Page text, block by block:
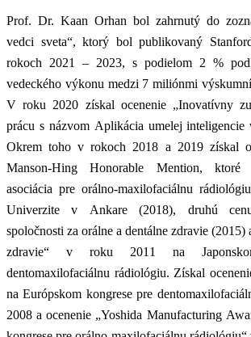
Prof. Dr. Kaan Orhan bol zahrnutý do
vedci sveta“, ktorý bol publikovaný
rokoch 2021 – 2023, s podielom 2 %
vedeckého výkonu medzi 7 miliónmi
V roku 2020 získal ocenenie „Inovatívny
prácu s názvom Aplikácia umelej inteligencie
Okrem toho v rokoch 2018 a 2019 získal
Manson-Hing Honorable Mention, ktoré
asociácia pre orálno-maxilofaciálnu
Univerzite v Ankare (2018), druhú
spoločnosti za orálne a dentálne zdravie (2015)
zdravie“ v roku 2011 na
dentomaxilofaciálnu rádiológiu. Získal
na Európskom kongrese pre
2008 a ocenenie „Yoshida Manufacturing